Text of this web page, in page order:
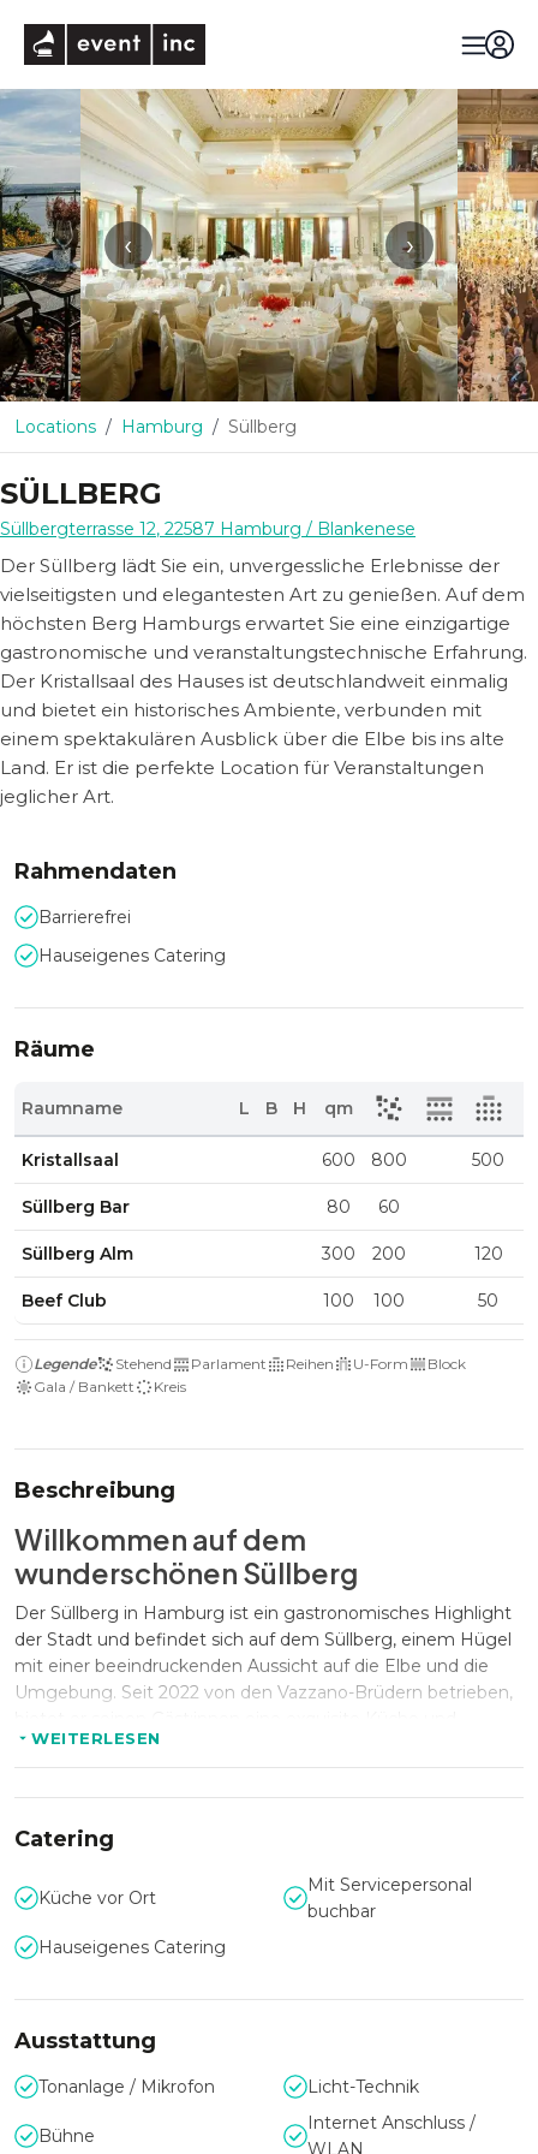
‹ ›
Locations Hamburg Süllberg
SÜLLBERG
Süllbergterrasse 12, 22587 Hamburg / Blankenese
Der Süllberg lädt Sie ein, unvergessliche Erlebnisse der
vielseitigsten und elegantesten Art zu genießen. Auf dem
höchsten Berg Hamburgs erwartet Sie eine einzigartige
gastronomische und veranstaltungstechnische Erfahrung.
Der Kristallsaal des Hauses ist deutschlandweit einmalig
und bietet ein historisches Ambiente, verbunden mit
einem spektakulären Ausblick über die Elbe bis ins alte
Land. Er ist die perfekte Location für Veranstaltungen
jeglicher Art.
Rahmendaten
Barrierefrei
Hauseigenes Catering
Räume
Raumname L B H qm
Kristallsaal 600 800 500
Süllberg Bar 80 60
Süllberg Alm 300 200 120
Beef Club 100 100 50
Legende Stehend Parlament Reihen U-Form
Block
Gala / Bankett
Kreis
Beschreibung
Willkommen auf dem
wunderschönen Süllberg
Der Süllberg in Hamburg ist ein gastronomisches Highlight
der Stadt und befindet sich auf dem Süllberg, einem Hügel
mit einer beeindruckenden Aussicht auf die Elbe und die
Umgebung. Seit 2022 von den Vazzano-Brüdern betrieben,
Eventlocation.
Vielseitige Eventformate
jeglicher Größenordnung. Er bietet Platz für bis zu 800
Gäst:innen und kann für Jubiläen, Firmenevents, Gala-
Abende, Teamfeierlichkeiten, Tagungen sowie Hochzeiten
besonders idyllischer Ort für unbeschwerte Sommerfeste,
Hochzeitsgesellschaften oder Dinner Events an der frischen
Luft.
Ausstattung und Service
WEITERLESEN
Catering
Küche vor Ort
Mit Servicepersonal
buchbar
Hauseigenes Catering
Ausstattung
Tonanlage / Mikrofon Licht-Technik
Bühne
Internet Anschluss /
WLAN